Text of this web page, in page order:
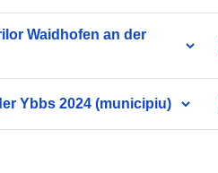
Waidhofen an der
Ybbs 2024 (municipiu)